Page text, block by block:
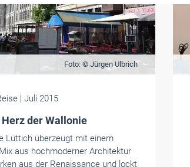
Foto: © Jürgen Ulbrich
| Juli 2015
Herz der Wallonie
Lüttich überzeugt mit einem
aus hochmoderner Architektur
aus der Renaissance und lockt